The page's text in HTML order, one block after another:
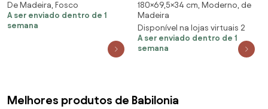
69,5x34x180 cm derivados de
madeira sonoma cinza
De Madeira, Fosco
A ser enviado dentro de 1
semana
69,5x34x180 cm derivados de
madeira cinza cimento
180×69,5×34 cm, Moderno, de
Madeira
Disponível na lojas virtuais 2
A ser enviado dentro de 1
semana
Melhores produtos de Babilonia